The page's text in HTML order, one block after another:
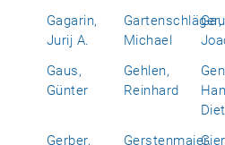
Gagarin,
Jurij A.
Gartenschläger,
Michael
Gaus,
Günter
Gehlen,
Reinhard
Gerber,
Gerstenmaier,